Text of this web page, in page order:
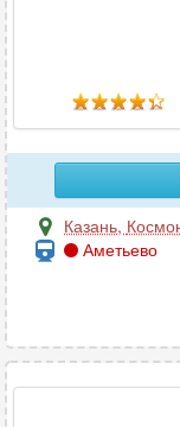
Казань,
Аметьево